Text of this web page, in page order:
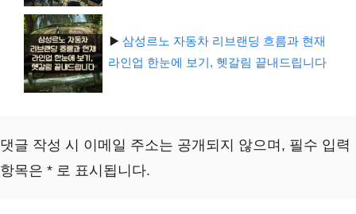
▶️ 삼성르노 자동차 리브랜딩 흐름과 현재
라인업 한눈에 보기, 헷갈림 끝내드립니다
댓글 작성 시 이메일 주소는 공개되지 않으며, 필수 입력
항목은 * 로 표시됩니다.